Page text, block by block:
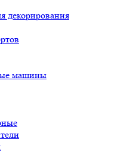
декорирования
машины